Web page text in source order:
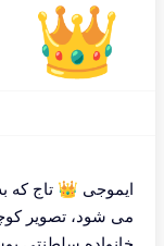
👑
ایموجی 👑 تاج که
می شود، تصویر